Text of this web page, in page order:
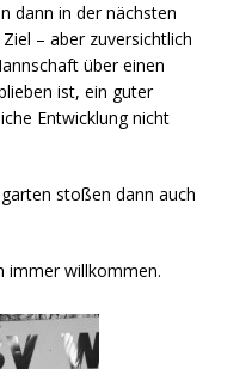
dann in der nächsten
– aber zuversichtlich
über einen
ist, ein guter
Entwicklung nicht
stoßen dann auch
immer willkommen.